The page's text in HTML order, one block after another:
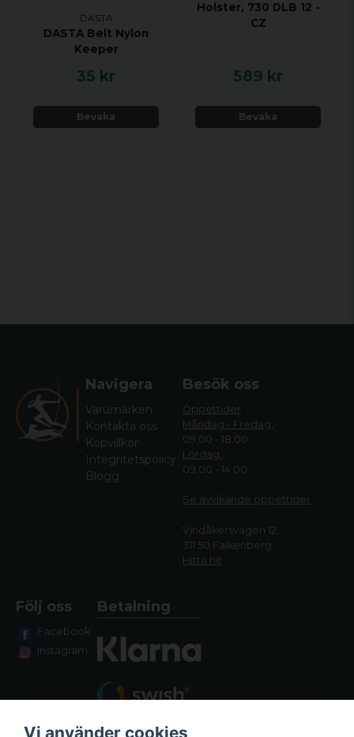
DASTA
DASTA Belt Nylon
Keeper
35 kr
Bevaka
Holster, 730 DLB 12 -
CZ
589 kr
Bevaka
Navigera
Varumärken
Kontakta oss
Köpvillkor
Integritetspolicy
Blogg
Besök oss
Öppettider
Måndag - Fredag:
09.00 - 18.00
Lördag:
09.00 - 14.00
Se avvikande öppettider
Vindåkersvägen 12,
311 50 Falkenberg
Hitta hit
Följ oss
Facebook
Instagram
Betalning
Vi använder cookies